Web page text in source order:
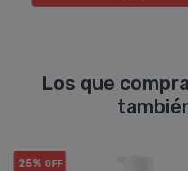
Los que
25% OFF